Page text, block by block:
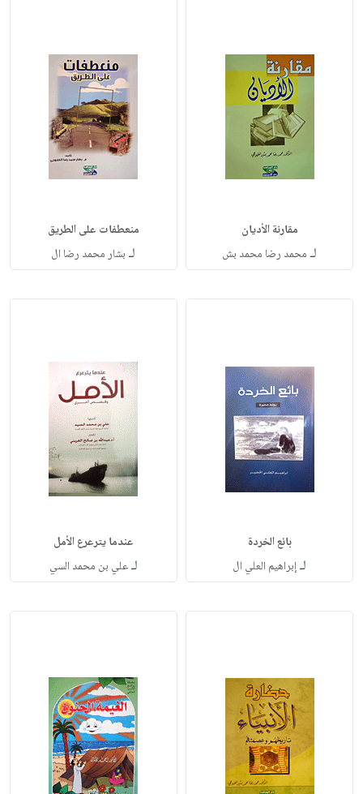
مقارنة الأديان
لـ محمد رضا محمد بش
منعطفات على الطريق
لـ بشار محمد رضا ال
بائع الخردة
لـإبراهيم العلي ال
عندما يترعرع الأمل
لـعلي بن محمد السي